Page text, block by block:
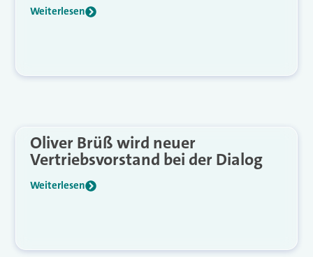
Weiterlesen
Oliver Brüß wird neuer
Vertriebsvorstand bei der Dialog
Weiterlesen